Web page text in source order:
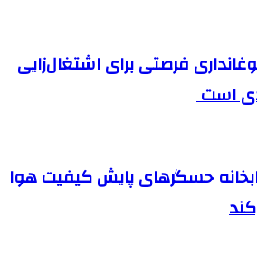
فرصتی برای اشتغال‌زایی
است
حسگرهای پایش کیفیت هوا